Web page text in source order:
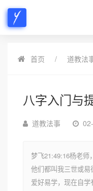
首页 道教法
八字入门与
道教法事
梦飞21:49:16杨老师
他们都叫我三世或
爱好易学，现在自